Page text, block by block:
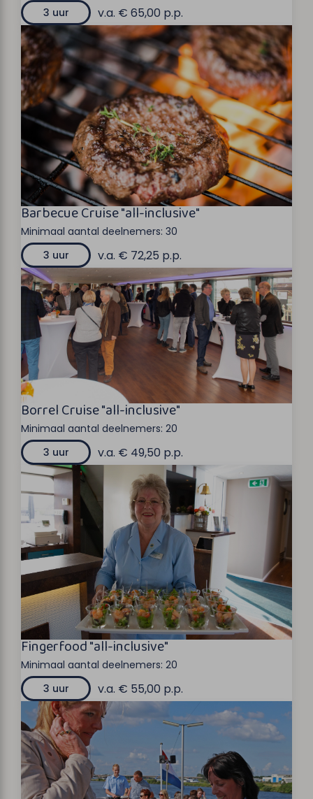
3 uur
v.a. € 65,00 p.p.
Barbecue Cruise "all-inclusive"
Minimaal aantal deelnemers: 30
3 uur
v.a. € 72,25 p.p.
Borrel Cruise "all-inclusive"
Minimaal aantal deelnemers: 20
3 uur
v.a. € 49,50 p.p.
Fingerfood "all-inclusive"
Minimaal aantal deelnemers: 20
3 uur
v.a. € 55,00 p.p.